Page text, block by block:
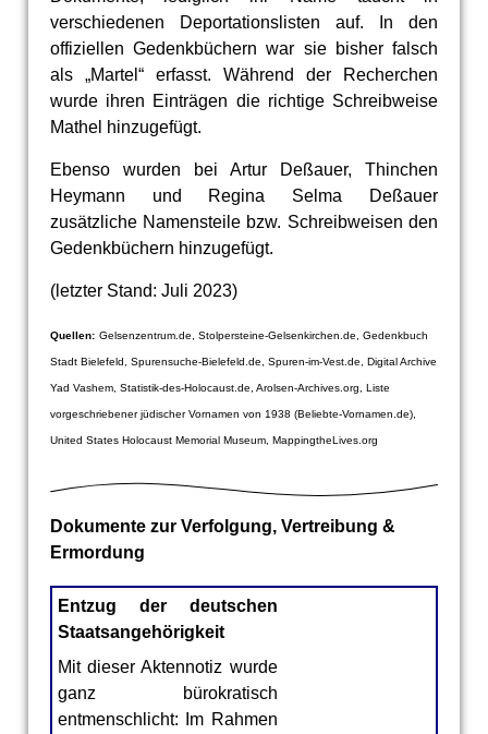
verschiedenen Deportationslisten auf. In den
offiziellen Gedenkbüchern war sie bisher falsch
als „Martel“ erfasst. Während der Recherchen
wurde ihren Einträgen die richtige Schreibweise
Mathel hinzugefügt.
Ebenso wurden bei Artur Deßauer, Thinchen
Heymann und Regina Selma Deßauer
zusätzliche Namensteile bzw. Schreibweisen den
Gedenkbüchern hinzugefügt.
(letzter Stand: Juli 2023)
Quellen: Gelsenzentrum.de, Stolpersteine-Gelsenkirchen.de, Gedenkbuch
Stadt Bielefeld, Spurensuche-Bielefeld.de, Spuren-im-Vest.de, Digital Archive
Yad Vashem, Statistik-des-Holocaust.de, Arolsen-Archives.org, Liste
vorgeschriebener jüdischer Vornamen von 1938 (Beliebte-Vornamen.de),
United States Holocaust Memorial Museum, MappingtheLives.org
Dokumente zur Verfolgung, Vertreibung &
Ermordung
Entzug der deutschen
Staatsangehörigkeit
Mit dieser Aktennotiz wurde
ganz bürokratisch
entmenschlicht: Im Rahmen